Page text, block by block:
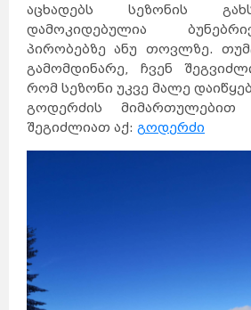
აცხადებს სეზონის
დამოკიდებულია
პირობებზე ანუ თოვლზე.
გამომდინარე, ჩვენ
რომ სეზონი უკვე მალე
გოდერძის მიმართულებით
შეგიძლიათ აქ: გოდერძი